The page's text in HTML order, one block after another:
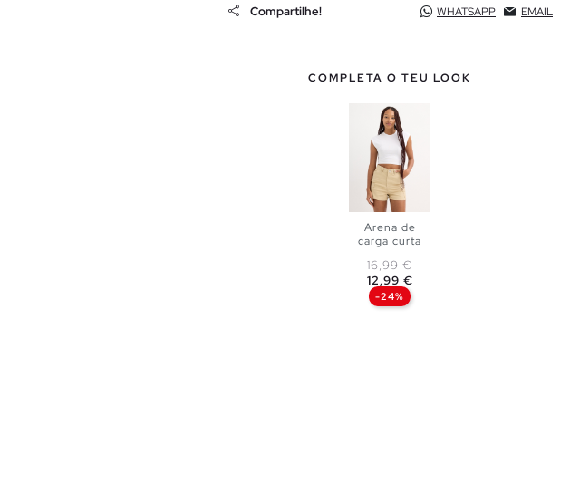
Compartilhe! WHATSAPP EMAIL
COMPLETA O TEU LOOK
ADICIONAR
NO TEU
Arena de
carga curta
Preço normal
16,99 €Preço
12,99 €
-24%